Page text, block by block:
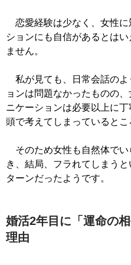
恋愛経験は少なく、女性に
ションにも自信があるとは
ません。
私が見ても、日常会話のよ
ョンは問題なかったものの
ニケーションは必要以上に
頭で考えてしまっているとこ
そのため女性も自然体でい
き、結局、フラれてしまう
ターンだったようです。
婚活2年目に「運命の
理由